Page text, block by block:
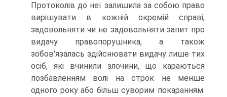
Протоколів до неї залишила за собою право
вирішувати в кожній окремій справі,
задовольняти чи не задовольняти запит про
видачу правопорушника, а також
зобов'язалась здійснювати видачу лише тих
осіб, які вчинили злочини, що караються
позбавленням волі на строк не менше
одного року або більш суворим покаранням.